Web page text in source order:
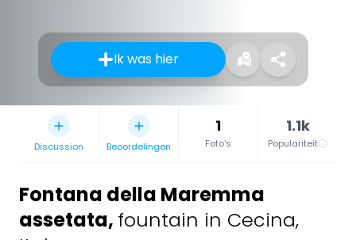
Ik was hier
Discussion Beoordelingen
1
Foto's
1.1k
Populariteit
Fontana della Maremma
assetata, fountain in Cecina,